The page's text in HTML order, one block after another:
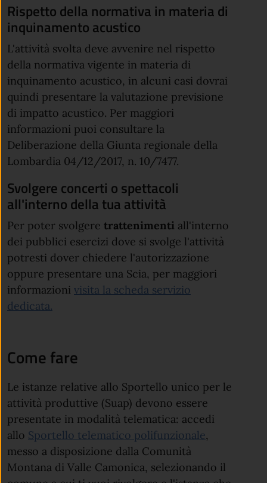
Rispetto della normativa in materia di
inquinamento acustico
L'attività svolta deve avvenire nel rispetto
della normativa vigente in materia di
inquinamento acustico, in alcuni casi dovrai
quindi presentare la valutazione previsione
di impatto acustico. Per maggiori
informazioni puoi consultare la
Deliberazione della Giunta regionale della
Lombardia 04/12/2017, n. 10/7477.
Svolgere concerti o spettacoli
all'interno della tua attività
Per poter svolgere trattenimenti all'interno
dei pubblici esercizi dove si svolge l'attività
potresti dover chiedere l'autorizzazione
oppure presentare una Scia, per maggiori
informazioni visita la scheda servizio
dedicata.
Come fare
Le istanze relative allo Sportello unico per le
attività produttive (Suap) devono essere
presentate in modalità telematica: accedi
allo Sportello telematico polifunzionale,
messo a disposizione dalla Comunità
Montana di Valle Camonica, selezionando il